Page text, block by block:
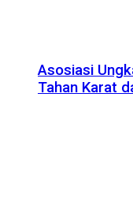
Asosiasi
Tahan Karat